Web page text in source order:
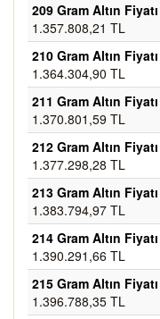
209 Gram Altın
1.357.808,21 TL
210 Gram Altın
1.364.304,90 TL
211 Gram Altın
1.370.801,59 TL
212 Gram Altın
1.377.298,28 TL
213 Gram Altın
1.383.794,97 TL
214 Gram Altın
1.390.291,66 TL
215 Gram Altın
1.396.788,35 TL